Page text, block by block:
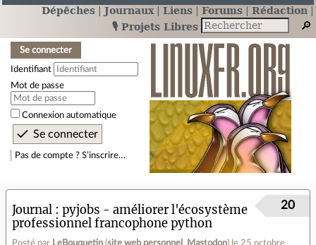
Dépêches Journaux Liens Forums
Rédaction
🎙️ Projets Libres
Se connecter
Identifiant
Mot de passe
Connexion automatique
Pas de compte ? S’inscrire…
Journal
pyjobs - améliorer l'écosystème
professionnel francophone python
Posté par LeBouquetin (site web personnel , Mastodon) le 25 octobre
20